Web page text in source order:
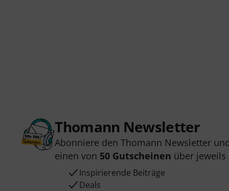
Thomann Newsletter
Abonniere den Thomann Newsletter
einen von 50 Gutscheinen über jeweils
Inspirierende Beiträge
Deals